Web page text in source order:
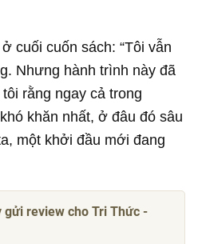
cuối cuốn sách: “Tôi vẫn
Nhưng hành trình này đã
rằng ngay cả trong
khăn nhất, ở đâu đó sâu
một khởi đầu mới đang
gửi review cho Tri Thức -